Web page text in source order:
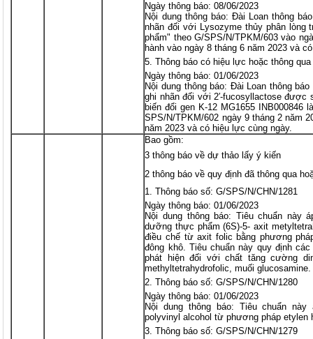
Ngày thông báo: 08/06/2023
Nội dung thông báo: Đài Loan thông
nhãn đối với Lysozyme thủy phân lòng
phẩm" theo G/SPS/N/TPKM/603 vào
hành vào ngày 8 tháng 6 năm 2023 và
Thông báo có hiệu lực hoặc thông
Ngày thông báo: 01/06/2023
Nội dung thông báo: Đài Loan thông
ghi nhãn đối với 2′-fucosyllactose
biến đổi gen K-12 MG1655 INB000846
SPS/N/TPKM/602 ngày 9 tháng 2 năm
năm 2023 và có hiệu lực cùng ngày.
Bao gồm:
3 thông báo về dự thảo lấy ý kiến
2 thông báo về quy định đã thông qua
Thông báo số: G/SPS/N/CHN/1281
Ngày thông báo: 01/06/2023
Nội dung thông báo: Tiêu chuẩn này
dưỡng thực phẩm (6S)-5- axit
điều chế từ axit folic bằng phương
đông khô. Tiêu chuẩn này quy định
phát hiện đối với chất tăng cường
methyltetrahydrofolic, muối glucosamine.
Thông báo số: G/SPS/N/CHN/1280
Ngày thông báo: 01/06/2023
Nội dung thông báo: Tiêu chuẩn
polyvinyl alcohol từ phương pháp etylen
Thông báo số: G/SPS/N/CHN/1279